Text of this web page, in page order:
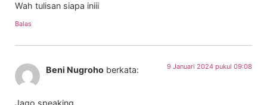
Wah tulisan siapa iniii
Balas
Beni Nugroho berkata: 9 Januari 2024 pukul 09:08
Jago speaking